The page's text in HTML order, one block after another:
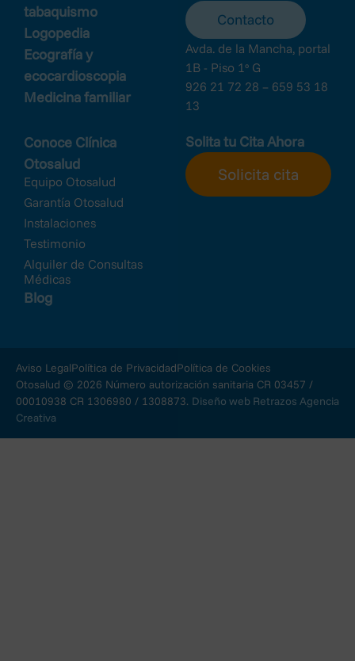
tabaquismo
Logopedia
Ecografía y
ecocardioscopia
Medicina familiar
Conoce Clínica
Otosalud
Equipo Otosalud
Garantía Otosalud
Instalaciones
Testimonio
Alquiler de Consultas
Médicas
Blog
Contacto
Avda. de la Mancha, portal
1B - Piso 1º G
926 21 72 28 – 659 53 18
13
Solita tu Cita Ahora
Solicita cita
Aviso LegalPolítica de PrivacidadPolítica de Cookies
Otosalud © 2026 Número autorización sanitaria CR 03457 /
00010938 CR 1306980 / 1308873. Diseño web Retrazos Agencia
Creativa